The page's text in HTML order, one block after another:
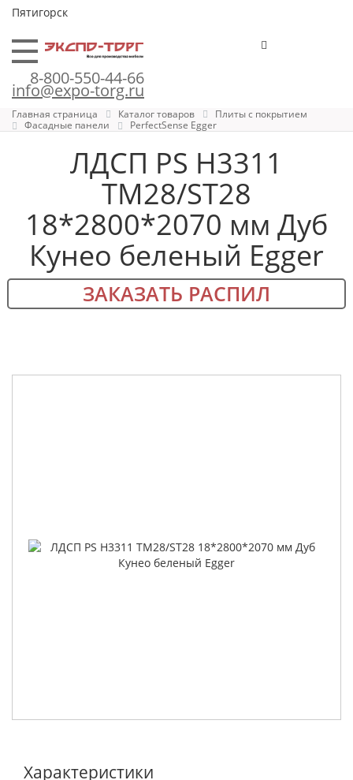
Пятигорск
8-800-550-44-66
info@expo-torg.ru
Главная страница Каталог товаров
Плиты с покрытием
Фасадные панели
PerfectSense Egger
ЛДСП PS H3311
TM28/ST28
18*2800*2070 мм Дуб
Кунео беленый Egger
ЗАКАЗАТЬ РАСПИЛ
Характеристики